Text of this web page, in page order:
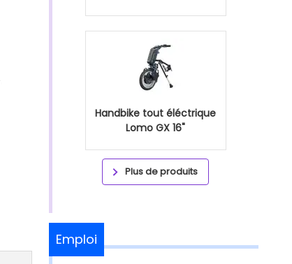
Handbike tout éléctrique
Lomo GX 16"
Plus de produits
Emploi